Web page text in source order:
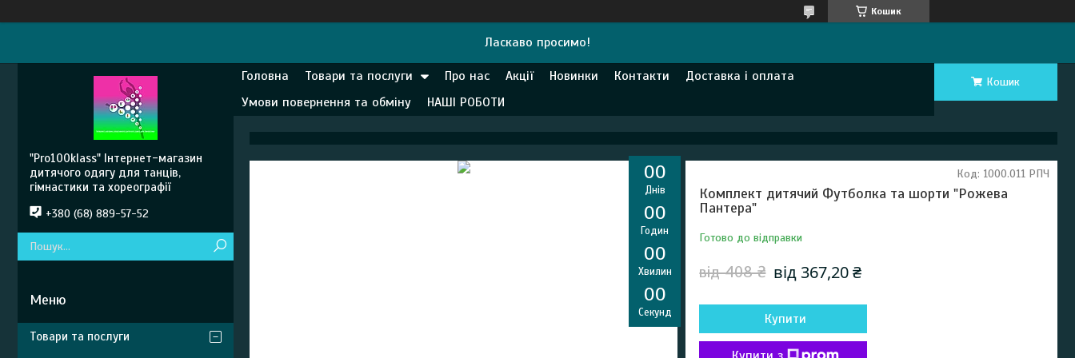
Кошик
Ласкаво просимо!
Головна Товари та послуги Про нас Акції Новинки Контакти
Доставка і оплата
Умови повернення та обміну
НАШІ РОБОТИ
Кошик
00
Днів
00
Годин
00
Хвилин
00
Секунд
Комплект дитячий Футболка та шорти "Рожева
Пантера"
Готово до відправки
Код: 1000.011 РПЧ
від 408 ₴ від 367,20 ₴
Купити
"Pro100klass" Інтернет-магазин
дитячого одягу для танців,
гімнастики та хореографії
+380 (68) 889-57-52
Товари та послуги